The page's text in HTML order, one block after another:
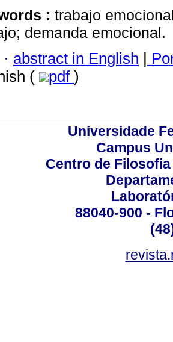
: trabajo
demanda emocional.
· abstract in English |
(
pdf )
Universidade
Campus
Centro de
88040-900 -